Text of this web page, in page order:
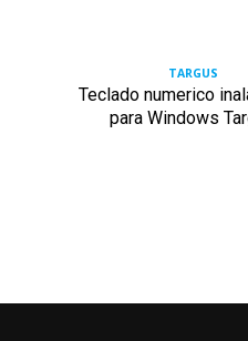
TARGUS
Teclado numerico
para Windows